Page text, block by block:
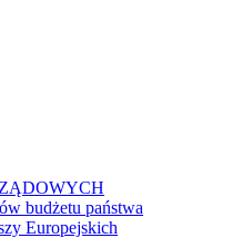
budżetu państwa
Europejskich